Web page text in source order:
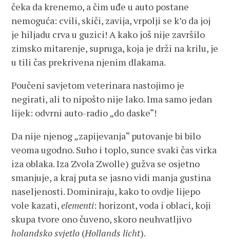
čeka da krenemo, a čim uđe u auto postane
nemoguća: cvili, skiči, zavija, vrpolji se k’o da joj
je hiljadu crva u guzici! A kako još nije završilo
zimsko mitarenje, supruga, koja je drži na krilu, je
u tili čas prekrivena njenim dlakama.
Poučeni savjetom veterinara nastojimo je
negirati, ali to nipošto nije lako. Ima samo jedan
lijek: odvrni auto-radio „do daske“!
Da nije njenog „zapijevanja“ putovanje bi bilo
veoma ugodno. Suho i toplo, sunce svaki čas virka
iza oblaka. Iza Zvola Zwolle) gužva se osjetno
smanjuje, a kraj puta se jasno vidi manja gustina
naseljenosti. Dominiraju, kako to ovdje lijepo
vole kazati,elementi: horizont, voda i oblaci, koji
skupa tvore ono čuveno, skoro neuhvatljivo
holandsko svjetlo (Hollands licht).